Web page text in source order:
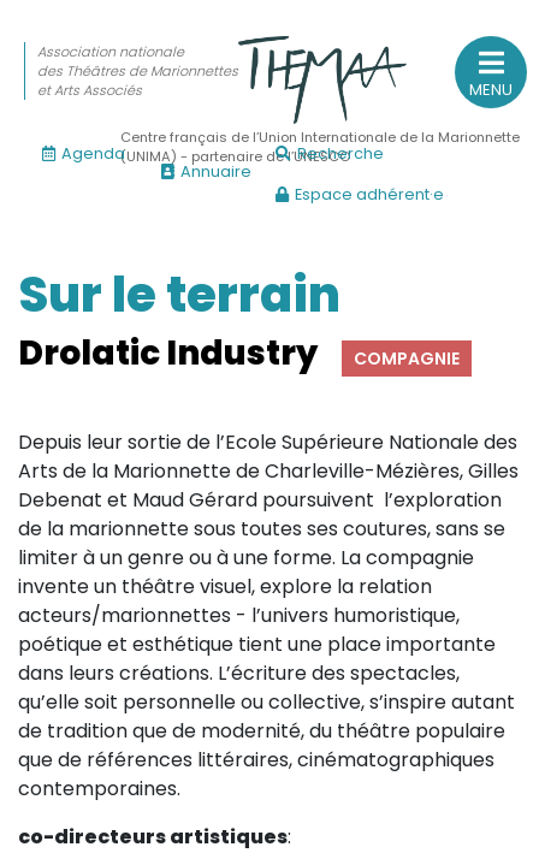
Sur le feu
(Actualités, annonces, vie professionnelle)
(Agenda, spectacles, événements des adhérents)
Sur le fond
(Fonctionnement, gouvernance, groupes de travail,
Sur le terrain
(Portraits, actions, collaborations)
Sur l’étagère
(Documents, études, publications)
MENU
Association nationale
des Théâtres de Marionnettes
et Arts Associés
Centre français de l’Union Internationale de la Marionnette
(UNIMA) - partenaire de l’UNESCO
Agenda
Annuaire
Recherche
Espace adhérent·e
Sur le terrain
Drolatic Industry COMPAGNIE
Depuis leur sortie de l’Ecole Supérieure Nationale des
Arts de la Marionnette de Charleville-Mézières, Gilles
Debenat et Maud Gérard poursuivent l’exploration
de la marionnette sous toutes ses coutures, sans se
limiter à un genre ou à une forme. La compagnie
invente un théâtre visuel, explore la relation
acteurs/marionnettes - l’univers humoristique,
poétique et esthétique tient une place importante
dans leurs créations. L’écriture des spectacles,
qu’elle soit personnelle ou collective, s’inspire autant
de tradition que de modernité, du théâtre populaire
que de références littéraires, cinématographiques
contemporaines.
co-directeurs artistiques: